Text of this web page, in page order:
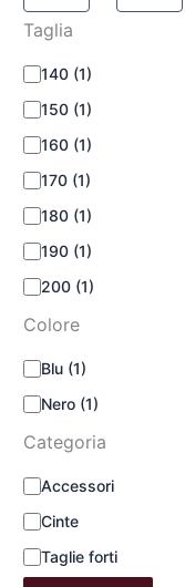
Taglia
140 (1)
150 (1)
160 (1)
170 (1)
180 (1)
190 (1)
200 (1)
Colore
Blu (1)
Nero (1)
Categoria
Accessori
Cinte
Taglie forti